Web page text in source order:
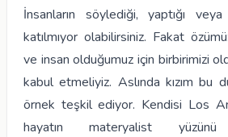
İnsanların söylediği, yaptığı
katılmıyor olabilirsiniz. Fakat
ve insan olduğumuz için birbirimizi
kabul etmeliyiz. Aslında kızım bu
örnek teşkil ediyor. Kendisi Los
hayatın materyalist